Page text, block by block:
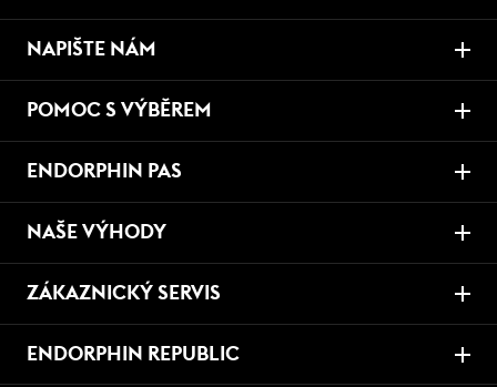
NAPIŠTE NÁM
POMOC S VÝBĚREM
ENDORPHIN PAS
NAŠE VÝHODY
ZÁKAZNICKÝ SERVIS
ENDORPHIN REPUBLIC